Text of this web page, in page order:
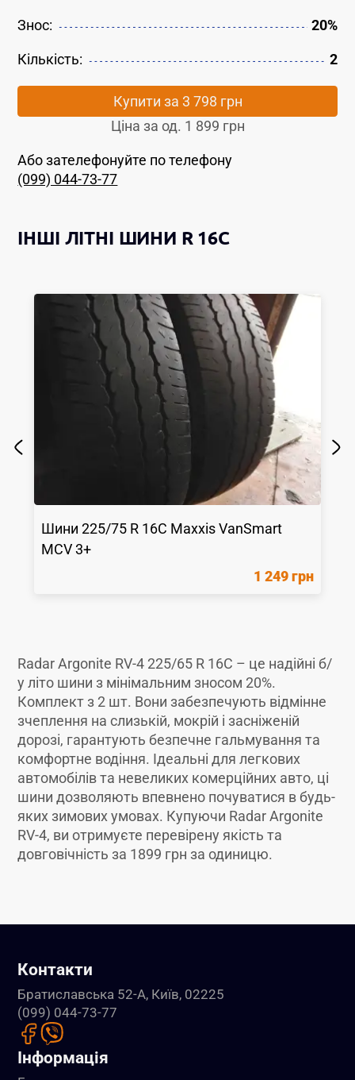
Знос: 20%
Кількість: 2
Купити за 3 798 грн
Ціна за од. 1 899 грн
Або зателефонуйте по телефону
(099) 044-73-77
ІНШІ ЛІТНІ ШИНИ R 16C
Шини225/75 R 16C Maxxis VanSmart
MCV 3+
1 249 грн
Radar Argonite RV-4 225/65 R 16C – це надійні б/
у літо шини з мінімальним зносом 20%.
Комплект з 2 шт. Вони забезпечують відмінне
зчеплення на слизькій, мокрій і засніженій
дорозі, гарантують безпечне гальмування та
комфортне водіння. Ідеальні для легкових
автомобілів та невеликих комерційних авто, ці
шини дозволяють впевнено почуватися в будь-
яких зимових умовах. Купуючи Radar Argonite
RV-4, ви отримуєте перевірену якість та
довговічність за 1899 грн за одиницю.
Контакти
Братиславська 52-А, Київ, 02225
(099) 044-73-77
Інформація